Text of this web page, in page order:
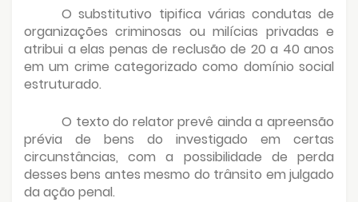
O substitutivo tipifica várias condutas de
organizações criminosas ou milícias privadas e
atribui a elas penas de reclusão de 20 a 40 anos
em um crime categorizado como domínio social
estruturado.
O texto do relator prevê ainda a apreensão
prévia de bens do investigado em certas
circunstâncias, com a possibilidade de perda
desses bens antes mesmo do trânsito em julgado
da ação penal.